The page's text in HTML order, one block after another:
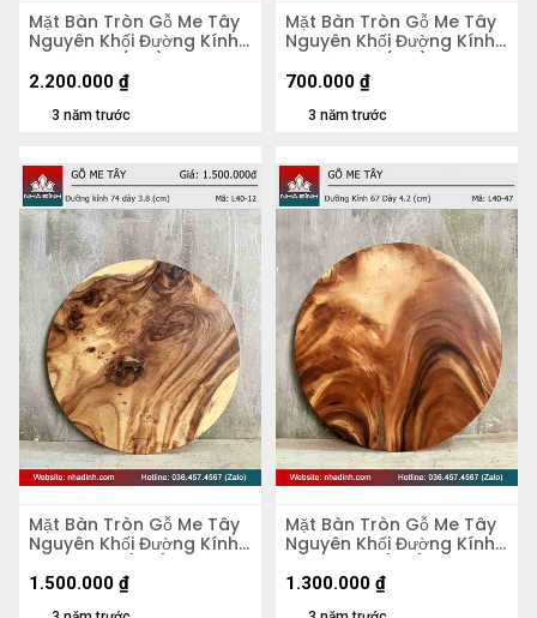
Mặt Bàn Tròn Gỗ Me Tây
Nguyên Khối Đường Kính
81 Dày 4,3 (cm)
3 năm trước
2.200.000 ₫
Mặt Bàn Tròn Gỗ Me Tây
Nguyên Khối Đường Kính
54 Dày 4.4 (cm)
3 năm trước
700.000 ₫
Mặt Bàn Tròn Gỗ Me Tây
Nguyên Khối Đường Kính
74 Dày 3.8 (cm)
1.500.000 ₫
Mặt Bàn Tròn Gỗ Me Tây
Nguyên Khối Đường Kính
67 Dày 4,2 (cm)
1.300.000 ₫